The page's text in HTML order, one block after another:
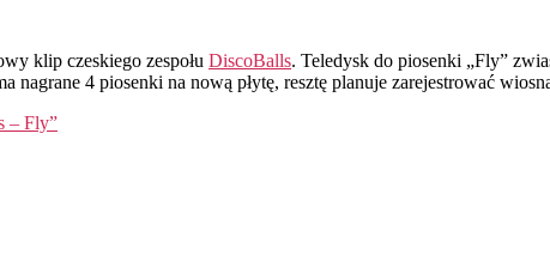
klip czeskiego zespołu DiscoBalls. Teledysk do piosenki „Fly”
nagrane 4 piosenki na nową płytę, resztę planuje zarejestrować
– Fly”